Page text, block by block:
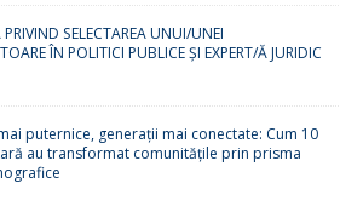
PRIVIND SELECTAREA UNUI/UNEI
ÎN POLITICI PUBLICE ȘI EXPERT/Ă JURIDIC
puternice, generații mai conectate: Cum 10
au transformat comunitățile prin prisma